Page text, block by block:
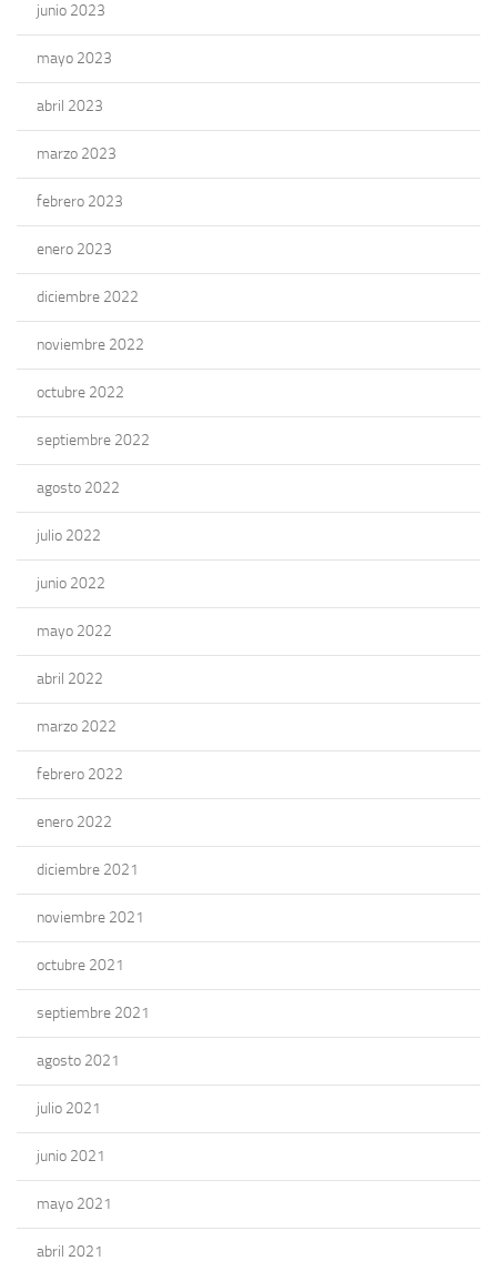
junio 2023
mayo 2023
abril 2023
marzo 2023
febrero 2023
enero 2023
diciembre 2022
noviembre 2022
octubre 2022
septiembre 2022
agosto 2022
julio 2022
junio 2022
mayo 2022
abril 2022
marzo 2022
febrero 2022
enero 2022
diciembre 2021
noviembre 2021
octubre 2021
septiembre 2021
agosto 2021
julio 2021
junio 2021
mayo 2021
abril 2021